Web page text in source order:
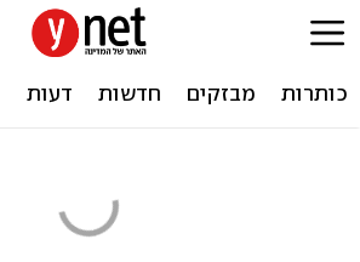
כותרות מבזקים חדשות דעות